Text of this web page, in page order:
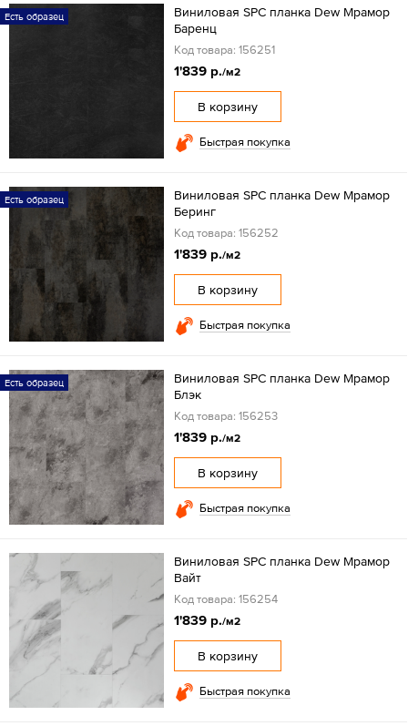
Есть образец
Виниловая SPC планка Dew Мрамор
Баренц
Код товара: 156251
1'839 р./м2
В корзину
Быстрая покупка
Есть образец
Виниловая SPC планка Dew Мрамор
Беринг
Код товара: 156252
1'839 р./м2
В корзину
Быстрая покупка
Есть образец
Виниловая SPC планка Dew Мрамор
Блэк
Код товара: 156253
1'839 р./м2
В корзину
Быстрая покупка
Виниловая SPC планка Dew Мрамор
Вайт
Код товара: 156254
1'839 р./м2
В корзину
Быстрая покупка